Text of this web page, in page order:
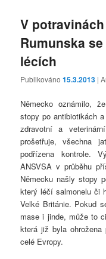
V
Rumunska
lécích
Publikováno15.3.2013 |
Německo oznámilo,
stopy po antibiotikách
zdravotní a
prošetřuje, všechna
podřízena kontrole.
ANSVSA v průběhu
Německu našly stopy
který léčí salmonelu či
Velké Británie. Pokud
mase i jinde, může to
která již byla ohrožena
celé Evropy.